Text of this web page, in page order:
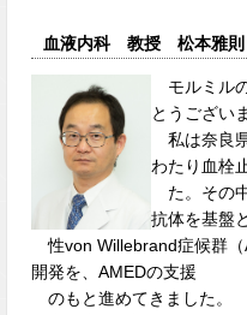
血液内科 教授 松本雅則
モルミル
とうござい
私は奈良
わたり血栓
た。その
抗体を基盤
性von Willebrand症候群（
開発を、AMEDの支援
のもと進めてきました。